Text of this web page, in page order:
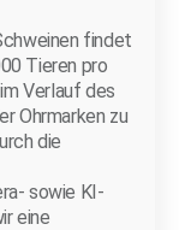
findet
Tieren pro
Verlauf des
Ohrmarken zu
die
sowie KI-
eine